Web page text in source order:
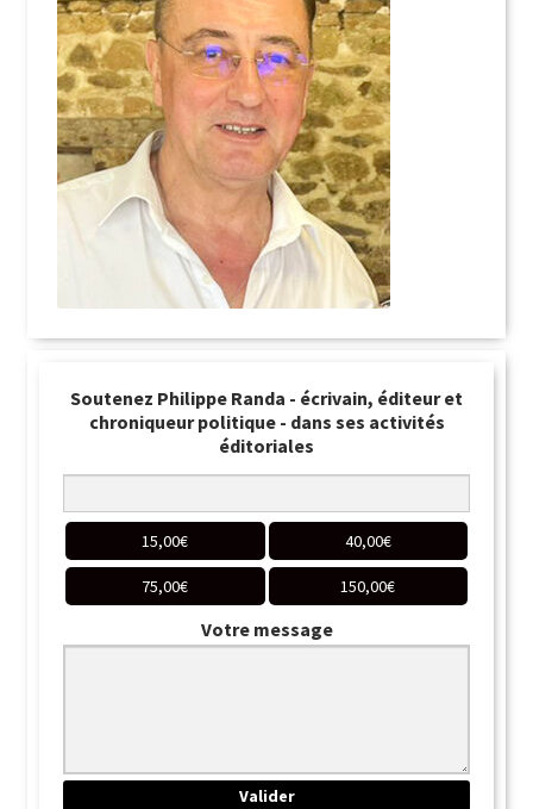
Soutenez Philippe Randa - écrivain, éditeur et
chroniqueur politique - dans ses activités
éditoriales
15,00€ 40,00€
75,00€ 150,00€
Votre message